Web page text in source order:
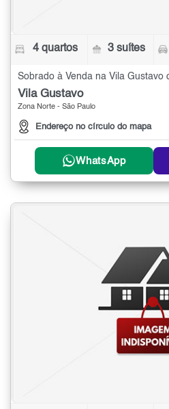
4 quartos 3 suítes
Sobrado à Venda na Vila Gustavo
Vila Gustavo
Zona Norte - São Paulo
Endereço no círculo do mapa
WhatsApp